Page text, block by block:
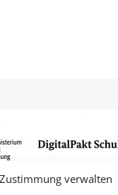
Zustimmung verwalten